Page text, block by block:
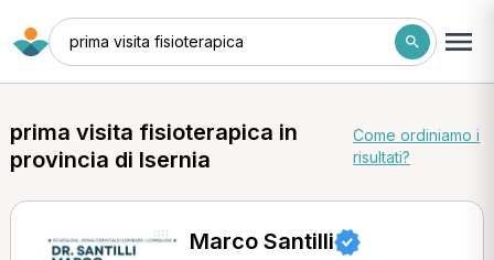
prima visita fisioterapica
prima visita fisioterapica in
provincia di Isernia
Come ordiniamo i
risultati?
Marco Santilli